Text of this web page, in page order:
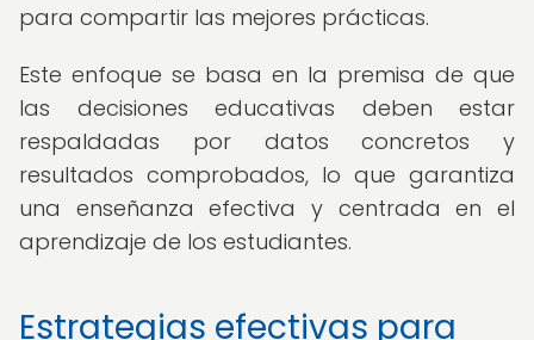
para compartir las mejores prácticas.
Este enfoque se basa en la premisa de que
las decisiones educativas deben estar
respaldadas por datos concretos y
resultados comprobados, lo que garantiza
una enseñanza efectiva y centrada en el
aprendizaje de los estudiantes.
Estrategias efectivas para